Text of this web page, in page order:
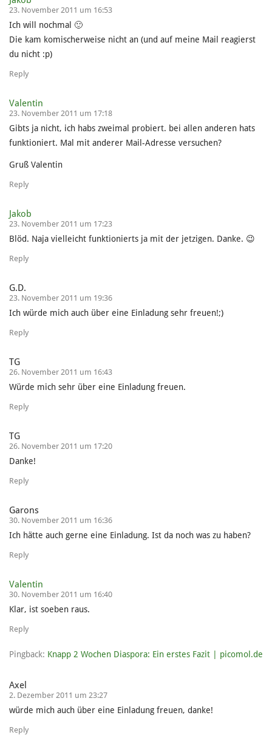
23. November 2011 um 16:53
Ich will nochmal 🙂
Die kam komischerweise nicht an (und auf meine Mail reagierst
du nicht :p)
Reply
Valentin
23. November 2011 um 17:18
Gibts ja nicht, ich habs zweimal probiert. bei allen anderen hats
funktioniert. Mal mit anderer Mail-Adresse versuchen?
Gruß Valentin
Reply
Jakob
23. November 2011 um 17:23
Blöd. Naja vielleicht funktionierts ja mit der jetzigen. Danke. 😉
Reply
G.D.
23. November 2011 um 19:36
Ich würde mich auch über eine Einladung sehr freuen!;)
Reply
TG
26. November 2011 um 16:43
Würde mich sehr über eine Einladung freuen.
Reply
TG
26. November 2011 um 17:20
Danke!
Reply
Garons
30. November 2011 um 16:36
Ich hätte auch gerne eine Einladung. Ist da noch was zu haben?
Reply
Valentin
30. November 2011 um 16:40
Klar, ist soeben raus.
Reply
Pingback: Knapp 2 Wochen Diaspora: Ein erstes Fazit | picomol.de
Axel
2. Dezember 2011 um 23:27
würde mich auch über eine Einladung freuen, danke!
Reply